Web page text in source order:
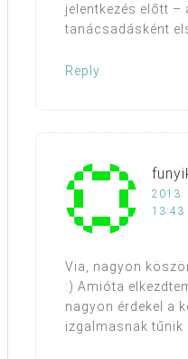
jelentkezés előtt –
tanácsadásként
Reply
2013.
13:43
Via, nagyon
:) Amióta
nagyon érdekel a
izgalmasnak tűnik